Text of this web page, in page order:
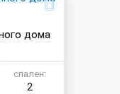
дома
спален:
2